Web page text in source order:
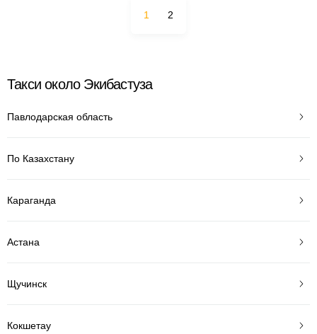
1 2
Такси около Экибастуза
Павлодарская область
По Казахстану
Караганда
Астана
Щучинск
Кокшетау